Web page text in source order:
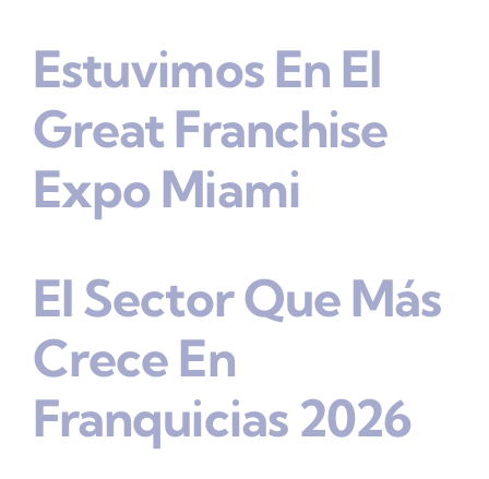
Estuvimos En El
Great Franchise
Expo Miami
El Sector Que Más
Crece En
Franquicias 2026